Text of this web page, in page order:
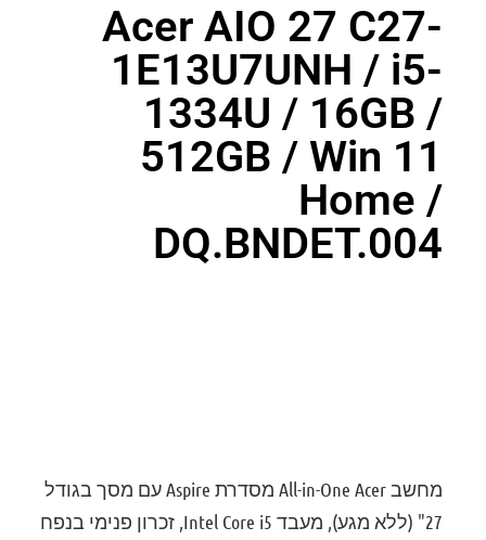
Acer AIO 27 C27-
1E13U7UNH / i5-
1334U / 16GB /
512GB / Win 11
Home /
DQ.BNDET.004
מחשב All-in-One Acer מסדרת Aspire עם מסך בגודל
27" (ללא מגע), מעבד Intel Core i5, זכרון פנימי בנפח